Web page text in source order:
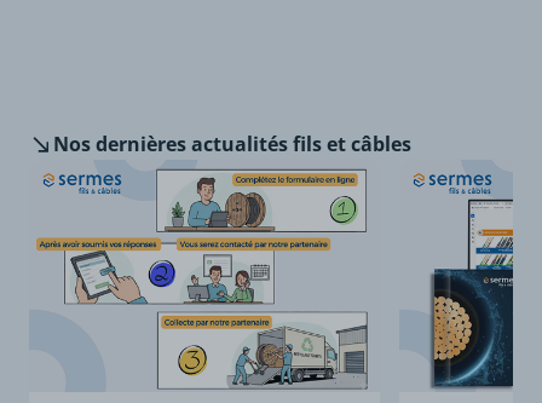
Nos dernièresactualités fils et câbles